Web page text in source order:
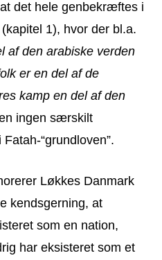
det hele genbekræftes i
(kapitel 1), hvor der bl.a.
af den arabiske verden
er en del af de
kamp en del af den
ingen særskilt
“grundloven”.
Løkkes Danmark
kendsgerning, at
som en nation,
har eksisteret som et